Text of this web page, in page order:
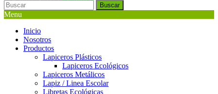
Buscar
Menu
Inicio
Nosotros
Productos
Lapiceros Plásticos
Lapiceros Ecológicos
Lapiceros Metálicos
Lapiz / Linea Escolar
Libretas Ecológicas